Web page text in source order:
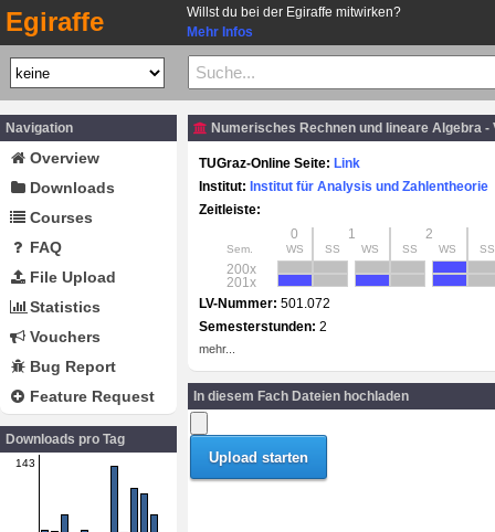
Egiraffe
Willst du bei der Egiraffe mitwirken?
Mehr Infos
Navigation
Overview
Downloads
Courses
FAQ
File Upload
Statistics
Vouchers
Bug Report
Feature Request
Downloads pro Tag
143
Numerisches Rechnen und lineare Algebra -
TUGraz-Online Seite: Link
Institut: Institut für Analysis und Zahlentheorie
Zeitleiste:
0
1 2
Sem. WS SS WS SS WS SS
200x
201x
LV-Nummer: 501.072
Semesterstunden: 2
mehr...
In diesem Fach Dateien hochladen